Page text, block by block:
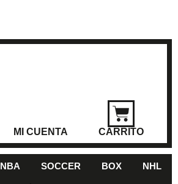
MI CUENTA CARRITO
NBA SOCCER BOX NHL